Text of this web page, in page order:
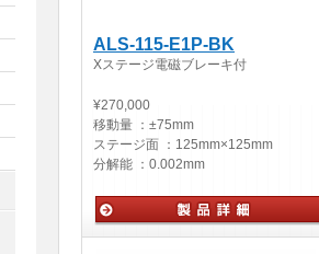
ALS-115-E1P-BK
Xステージ電磁ブレーキ付
¥270,000
移動量 ： ±75mm
ステージ面 ： 125mm×125mm
分解能 ： 0.002mm